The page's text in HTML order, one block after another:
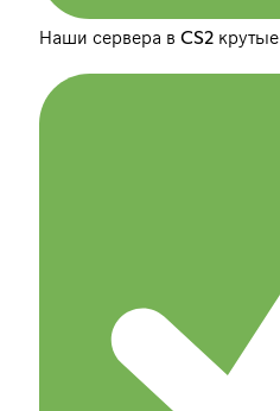
Наши сервера в CS2 крутые